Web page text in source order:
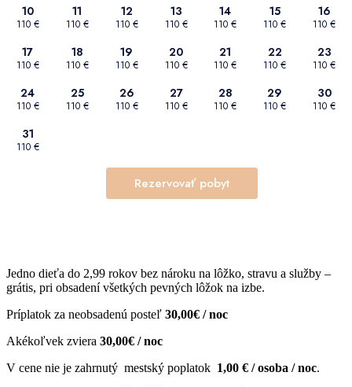
Jedno dieťa do 2,99 rokov bez nároku na lôžko, stravu a služby –
grátis, pri obsadení všetkých pevných lôžok na izbe.
Príplatok za neobsadenú posteľ 30,00€ / noc
Akékoľvek zviera 30,00€ / noc
V cene nie je zahrnutý mestský poplatok 1,00 € / osoba / noc.